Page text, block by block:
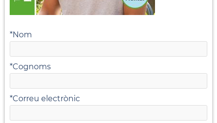
*Nom
*Cognoms
*Correu electrònic